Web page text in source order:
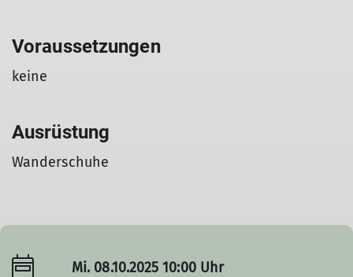
Voraussetzungen
keine
Ausrüstung
Wanderschuhe
Mi. 08.10.2025 10:00 Uhr